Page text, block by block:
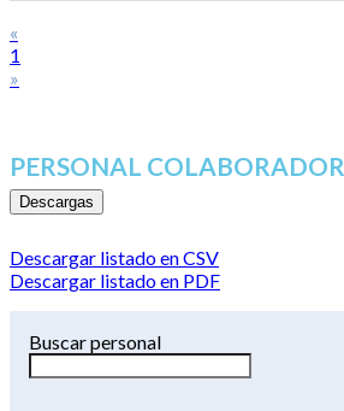
«
1
»
PERSONAL COLABORADOR
Descargas
Descargar listado en CSV
Descargar listado en PDF
Buscar personal